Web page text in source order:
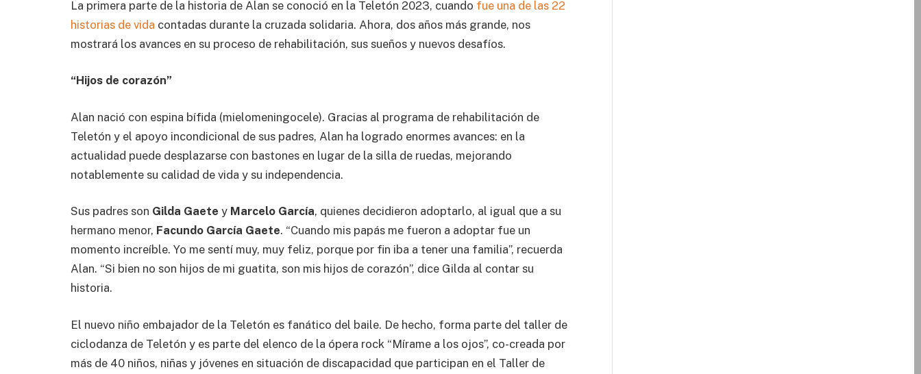
La primera parte de la historia de Alan se conoció en la Teletón 2023, cuando fue una de las 22
historias de vida contadas durante la cruzada solidaria. Ahora, dos años más grande, nos
mostrará los avances en su proceso de rehabilitación, sus sueños y nuevos desafíos.
“Hijos de corazón”
Alan nació con espina bífida (mielomeningocele). Gracias al programa de rehabilitación de
Teletón y el apoyo incondicional de sus padres, Alan ha logrado enormes avances: en la
actualidad puede desplazarse con bastones en lugar de la silla de ruedas, mejorando
notablemente su calidad de vida y su independencia.
Sus padres son Gilda Gaete y Marcelo García, quienes decidieron adoptarlo, al igual que a su
hermano menor, Facundo García Gaete. “Cuando mis papás me fueron a adoptar fue un
momento increíble. Yo me sentí muy, muy feliz, porque por fin iba a tener una familia”, recuerda
Alan. “Si bien no son hijos de mi guatita, son mis hijos de corazón”, dice Gilda al contar su
historia.
El nuevo niño embajador de la Teletón es fanático del baile. De hecho, forma parte del taller de
ciclodanza de Teletón y es parte del elenco de la ópera rock “Mírame a los ojos”, co-creada por
más de 40 niños, niñas y jóvenes en situación de discapacidad que participan en el Taller de